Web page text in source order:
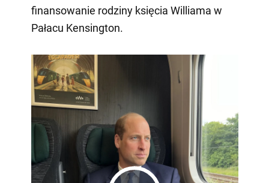
finansowanie rodziny księcia Williama w
Pałacu Kensington.